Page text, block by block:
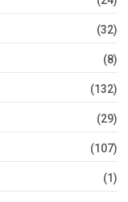
(32)
(8)
(132)
(29)
(107)
(1)